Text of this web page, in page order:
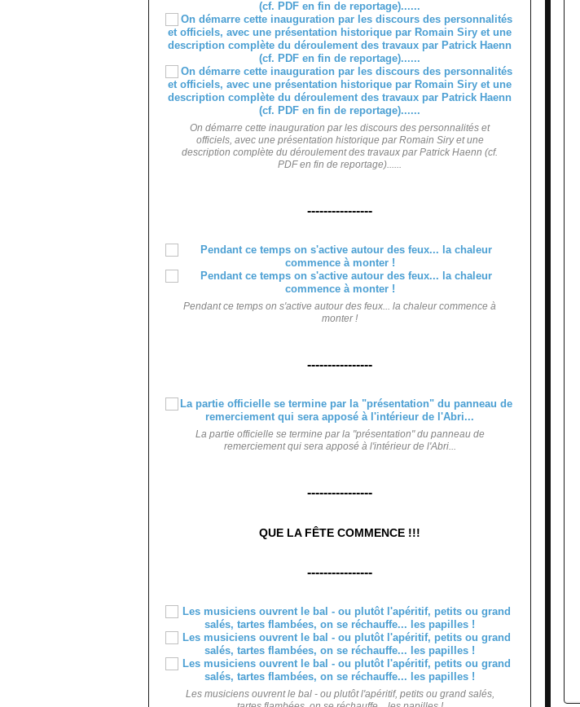
On démarre cette inauguration par les discours des personnalités et
officiels, avec une présentation historique par Romain Siry et une
description complète du déroulement des travaux par Patrick Haenn (cf.
PDF en fin de reportage)......
----------------
Pendant ce temps on s'active autour des feux... la chaleur commence à
monter !
----------------
La partie officielle se termine par la "présentation" du panneau de
remerciement qui sera apposé à l'intérieur de l'Abri...
----------------
QUE LA FÊTE COMMENCE !!!
----------------
Les musiciens ouvrent le bal - ou plutôt l'apéritif, petits ou grand salés,